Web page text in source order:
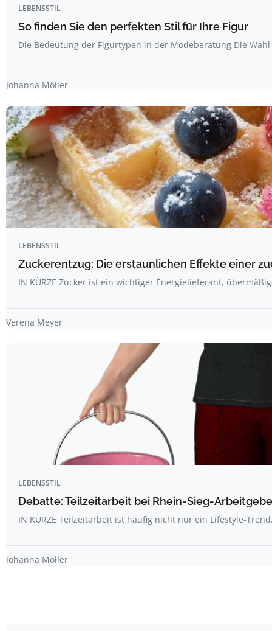
LEBENSSTIL
So finden Sie den perfekten Stil für Ihre Figur
Die Bedeutung der Figurtypen in der Modeberatung Die
Johanna Möller
LEBENSSTIL
Zuckerentzug: Die erstaunlichen Effekte einer
IN KÜRZE Zucker ist ein wichtiger Energielieferant,
Verena Meyer
LEBENSSTIL
Debatte: Teilzeitarbeit bei Rhein-Sieg-
IN KÜRZE Teilzeitarbeit ist häufig nicht nur ein Lifestyle-
Johanna Möller